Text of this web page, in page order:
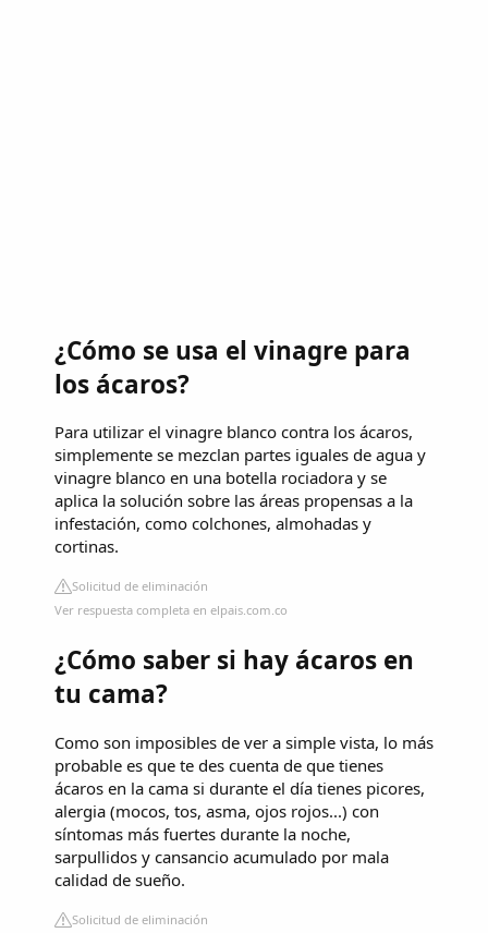
¿Cómo se usa el vinagre para
los ácaros?
Para utilizar el vinagre blanco contra los ácaros,
simplemente se mezclan partes iguales de agua y
vinagre blanco en una botella rociadora y se
aplica la solución sobre las áreas propensas a la
infestación, como colchones, almohadas y
cortinas.
Solicitud de eliminación
Ver respuesta completa en elpais.com.co
¿Cómo saber si hay ácaros en
tu cama?
Como son imposibles de ver a simple vista, lo más
probable es que te des cuenta de que tienes
ácaros en la cama si durante el día tienes picores,
alergia (mocos, tos, asma, ojos rojos...) con
síntomas más fuertes durante la noche,
sarpullidos y cansancio acumulado por mala
calidad de sueño.
Solicitud de eliminación